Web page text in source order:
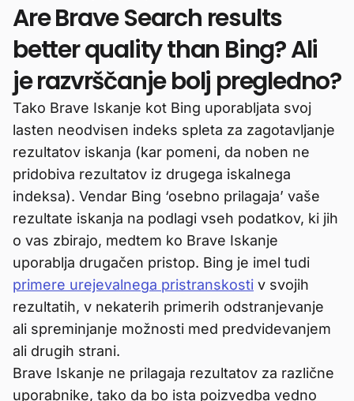
Are Brave Search results
better quality than Bing? Ali
je razvrščanje bolj pregledno?
Tako Brave Iskanje kot Bing uporabljata svoj
lasten neodvisen indeks spleta za zagotavljanje
rezultatov iskanja (kar pomeni, da noben ne
pridobiva rezultatov iz drugega iskalnega
indeksa). Vendar Bing ‘osebno prilagaja’ vaše
rezultate iskanja na podlagi vseh podatkov, ki jih
o vas zbirajo, medtem ko Brave Iskanje
uporablja drugačen pristop. Bing je imel tudi
primere urejevalnega pristranskosti v svojih
rezultatih, v nekaterih primerih odstranjevanje
ali spreminjanje možnosti med predvidevanjem
ali drugih strani.
Brave Iskanje ne prilagaja rezultatov za različne
uporabnike, tako da bo ista poizvedba vedno